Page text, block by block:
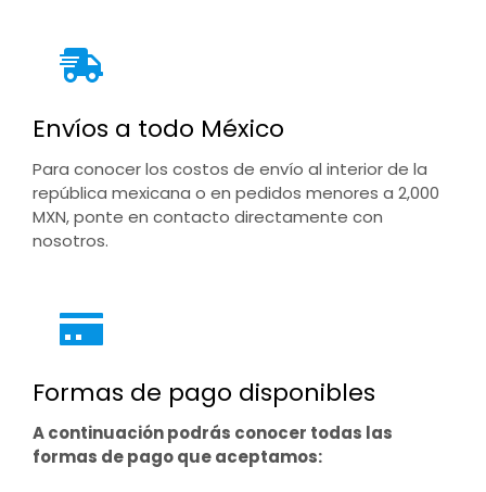
Envíos a todo México
Para conocer los costos de envío al interior de la
república mexicana o en pedidos menores a 2,000
MXN, ponte en contacto directamente con
nosotros.
Formas de pago disponibles
A continuación podrás conocer todas las
formas de pago que aceptamos: